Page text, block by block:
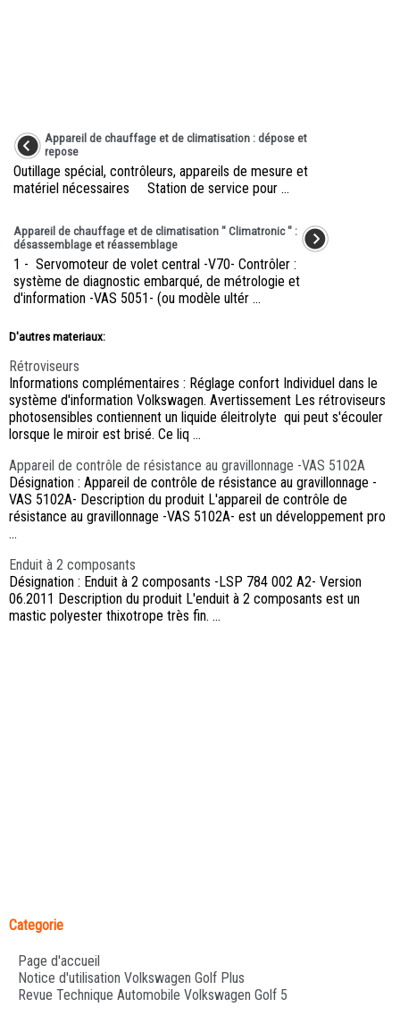
Appareil de chauffage et de climatisation : dépose et
repose
Outillage spécial, contrôleurs, appareils de mesure et
matériel nécessaires Station de service pour ...
Appareil de chauffage et de climatisation " Climatronic " :
désassemblage et réassemblage
1 - Servomoteur de volet central -V70- Contrôler :
système de diagnostic embarqué, de métrologie et
d'information -VAS 5051- (ou modèle ultér ...
D'autres materiaux:
Rétroviseurs
Informations complémentaires : Réglage confort Individuel dans le
système d'information Volkswagen. Avertissement Les rétroviseurs
photosensibles contiennent un liquide éleitrolyte qui peut s'écouler
lorsque le miroir est brisé. Ce liq ...
Appareil de contrôle de résistance au gravillonnage -VAS 5102A
Désignation : Appareil de contrôle de résistance au gravillonnage -
VAS 5102A- Description du produit L'appareil de contrôle de
résistance au gravillonnage -VAS 5102A- est un développement pro
...
Enduit à 2 composants
Désignation : Enduit à 2 composants -LSP 784 002 A2- Version
06.2011 Description du produit L'enduit à 2 composants est un
mastic polyester thixotrope très fin. ...
Categorie
Page d'accueil
Notice d'utilisation Volkswagen Golf Plus
Revue Technique Automobile Volkswagen Golf 5